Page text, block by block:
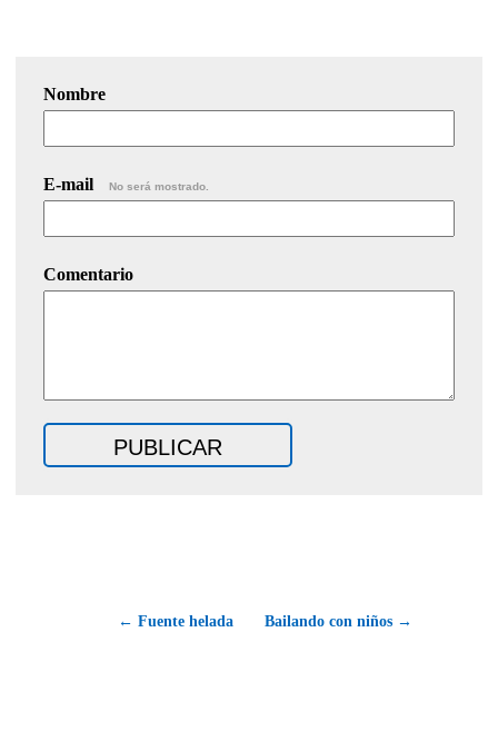
Nombre
E-mail No será mostrado.
Comentario
← Fuente helada Bailando con niños →